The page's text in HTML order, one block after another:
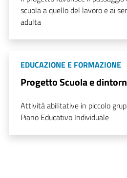
scuola a quello del lavoro e ai
adulta
EDUCAZIONE E FORMAZIONE
Progetto Scuola e
Attività abilitative in piccolo
Piano Educativo Individuale